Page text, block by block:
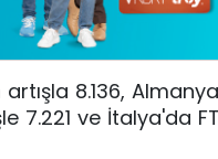
8.136,
ve İtalya'da